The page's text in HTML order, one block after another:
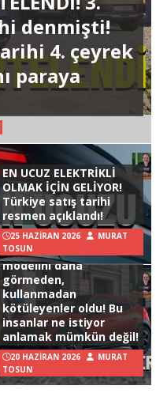
denmişti!
4. çeyrek
paraya
EN UCUZ ELEKTRİKLİ
OLMAK İÇİN GELİYOR!
Türkiye satış tarihi
resmen açıklandı!
25 HAZIRAN 2026
MURAT
TOSUN
Hyundai Ioniq 3
modelini daha
görmeden,
kullanmadan
kötüleyenler oldu! Bu
insanlar ne istiyor
anlamak mümkün değil!
20 HAZIRAN 2026
MURAT
TOSUN